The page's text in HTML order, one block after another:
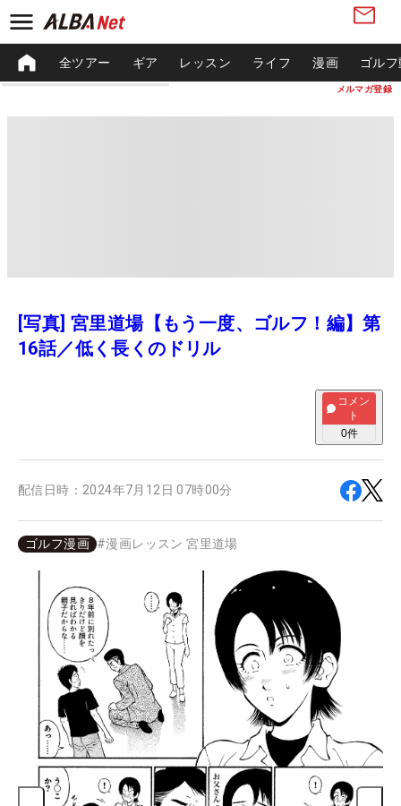
メルマガ登録
全ツアー ギア レッスン ライフ 漫画 ゴル
[写真] 宮里道場【もう一度、ゴルフ！編】第
16話／低く長くのドリル
コメン
ト
0件
配信日時： 2024年7月12日 07時00分
ゴルフ漫画 #漫画レッスン 宮里道場